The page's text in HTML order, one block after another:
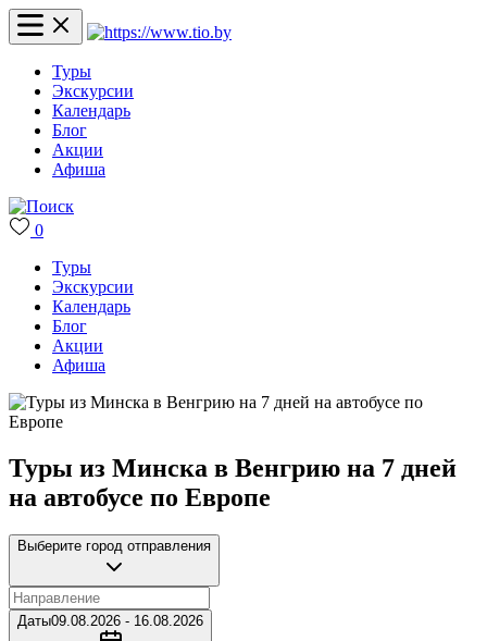
Туры
Экскурсии
Календарь
Блог
Акции
Афиша
0
Туры
Экскурсии
Календарь
Блог
Акции
Афиша
Туры из Минска в Венгрию на 7 дней
на автобусе по Европе
Выберите город отправления
Даты09.08.2026 - 16.08.2026